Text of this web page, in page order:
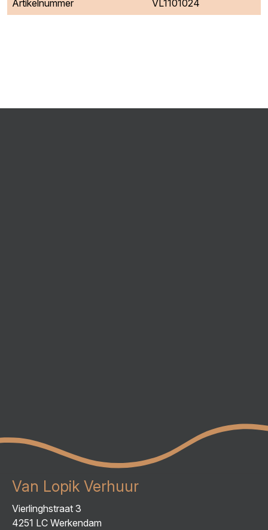
Artikelnummer VL1101024
Van Lopik Verhuur
Vierlinghstraat 3
4251 LC Werkendam